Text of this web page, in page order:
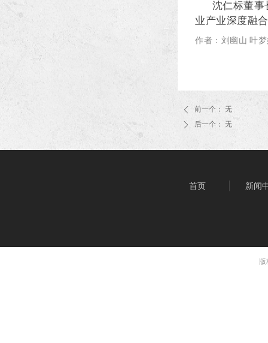
沈仁标董事
业产业深度融
作者：刘幽山 叶
ꄴ 前一个： 无
ꄲ 后一个： 无
首页 新闻